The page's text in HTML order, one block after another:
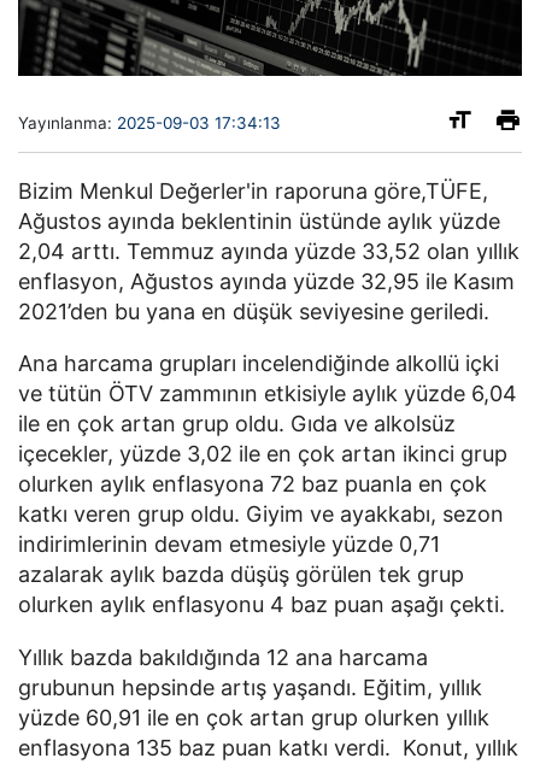
Yayınlanma: 2025-09-03 17:34:13
Bizim Menkul Değerler'in raporuna göre,TÜFE,
Ağustos ayında beklentinin üstünde aylık yüzde
2,04 arttı. Temmuz ayında yüzde 33,52 olan yıllık
enflasyon, Ağustos ayında yüzde 32,95 ile Kasım
2021’den bu yana en düşük seviyesine geriledi.
Ana harcama grupları incelendiğinde alkollü içki
ve tütün ÖTV zammının etkisiyle aylık yüzde 6,04
ile en çok artan grup oldu. Gıda ve alkolsüz
içecekler, yüzde 3,02 ile en çok artan ikinci grup
olurken aylık enflasyona 72 baz puanla en çok
katkı veren grup oldu. Giyim ve ayakkabı, sezon
indirimlerinin devam etmesiyle yüzde 0,71
azalarak aylık bazda düşüş görülen tek grup
olurken aylık enflasyonu 4 baz puan aşağı çekti.
Yıllık bazda bakıldığında 12 ana harcama
grubunun hepsinde artış yaşandı. Eğitim, yıllık
yüzde 60,91 ile en çok artan grup olurken yıllık
enflasyona 135 baz puan katkı verdi. Konut, yıllık